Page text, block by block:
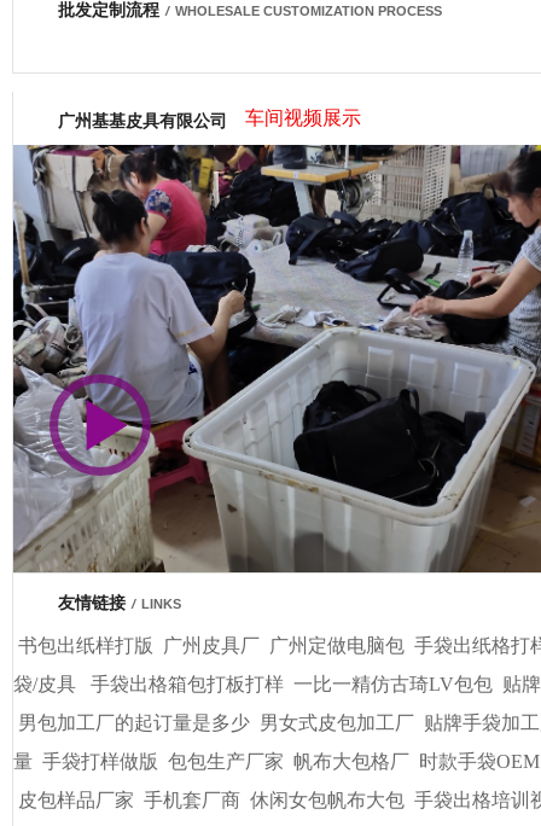
网商会会员
市商会会员单位
批发定制流程 / WHOLESALE CUSTOMIZATION PROCESS
广州基基皮具有限公司 车间视频展示